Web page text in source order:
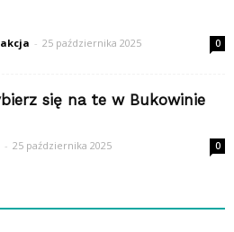
- 25 października 2025 0
się na te w Bukowinie
- 25 października 2025 0